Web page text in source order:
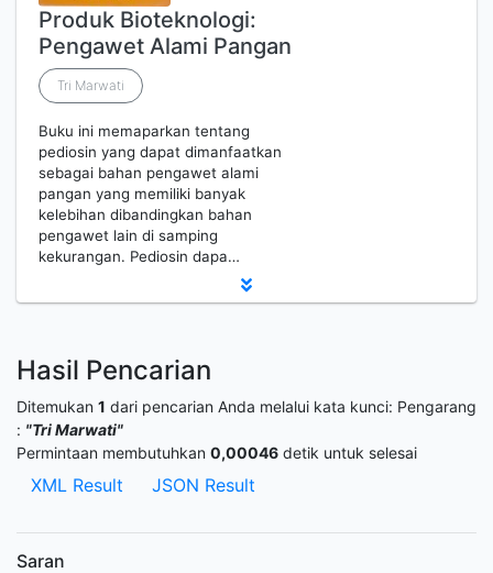
Produk Bioteknologi:
Pengawet Alami Pangan
Tri Marwati
Buku ini memaparkan tentang
pediosin yang dapat dimanfaatkan
sebagai bahan pengawet alami
pangan yang memiliki banyak
kelebihan dibandingkan bahan
pengawet lain di samping
kekurangan. Pediosin dapa…
Hasil Pencarian
Ditemukan 1 dari pencarian Anda melalui kata kunci: Pengarang
: "Tri Marwati"
Permintaan membutuhkan 0,00046 detik untuk selesai
XML Result JSON Result
Saran